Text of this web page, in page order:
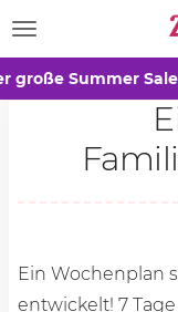
TOGGLE
große Summer
Ein Wochenplan
entwickelt! 7